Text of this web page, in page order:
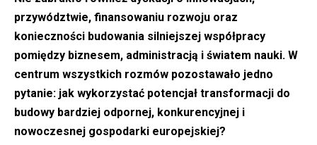
przywództwie, finansowaniu rozwoju oraz
konieczności budowania silniejszej współpracy
pomiędzy biznesem, administracją i światem nauki. W
centrum wszystkich rozmów pozostawało jedno
pytanie: jak wykorzystać potencjał transformacji do
budowy bardziej odpornej, konkurencyjnej i
nowoczesnej gospodarki europejskiej?